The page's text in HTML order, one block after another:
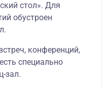
стол». Для
обустроен
конференций,
специально
зал.